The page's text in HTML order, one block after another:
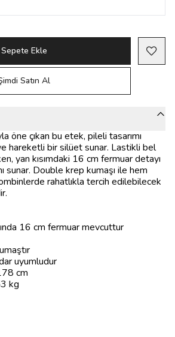
Sepete Ekle
Satın Al
öne çıkan bu etek, pileli tasarımı
hareketli bir silüet sunar. Lastikli bel
yan kısımdaki 16 cm fermuar detayı
sunar. Double krep kumaşı ile hem
rahatlıkla tercih edilebilecek
16 cm fermuar mevcuttur
uyumludur
cm
kg